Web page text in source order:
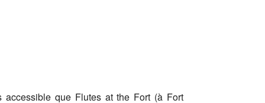
que Flutes at the Fort (à Fort